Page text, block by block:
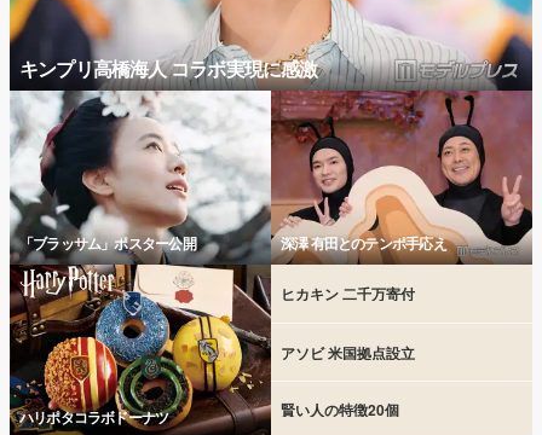
キンプリ高橋海人 コラボ実現に感激
「ブラッサム」ポスター公開 深澤 有田とのテンポ手応え
ハリポタコラボドーナツ
ヒカキン 二千万寄付
アソビ 米国拠点設立
賢い人の特徴20個